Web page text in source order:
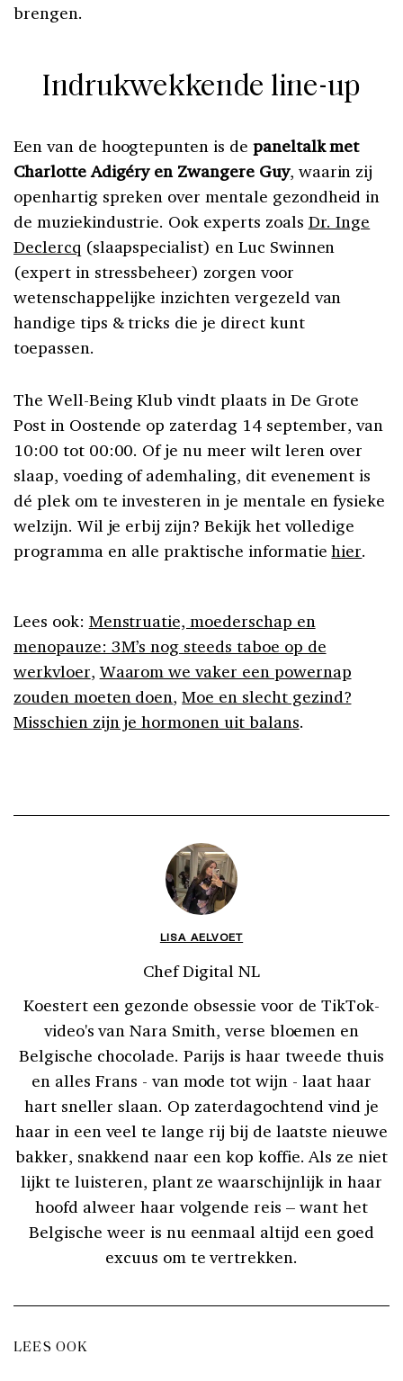
brengen.
Indrukwekkende line-up
Een van de hoogtepunten is de paneltalk met
Charlotte Adigéry en Zwangere Guy, waarin zij
openhartig spreken over mentale gezondheid in
de muziekindustrie. Ook experts zoals Dr. Inge
Declercq (slaapspecialist) en Luc Swinnen
(expert in stressbeheer) zorgen voor
wetenschappelijke inzichten vergezeld van
handige tips & tricks die je direct kunt
toepassen.
The Well-Being Klub vindt plaats in De Grote
Post in Oostende op zaterdag 14 september, van
10:00 tot 00:00. Of je nu meer wilt leren over
slaap, voeding of ademhaling, dit evenement is
dé plek om te investeren in je mentale en fysieke
welzijn. Wil je erbij zijn? Bekijk het volledige
programma en alle praktische informatiehier.
Lees ook: Menstruatie, moederschap en
menopauze: 3M’s nog steeds taboe op de
werkvloer, Waarom we vaker een powernap
zouden moeten doen,Moe en slecht gezind?
Misschien zijn je hormonen uit balans.
LISA AELVOET
Chef Digital NL
Koestert een gezonde obsessie voor de TikTok-
video's van Nara Smith, verse bloemen en
Belgische chocolade. Parijs is haar tweede thuis
en alles Frans - van mode tot wijn - laat haar
hart sneller slaan. Op zaterdagochtend vind je
haar in een veel te lange rij bij de laatste nieuwe
bakker, snakkend naar een kop koffie. Als ze niet
lijkt te luisteren, plant ze waarschijnlijk in haar
hoofd alweer haar volgende reis – want het
Belgische weer is nu eenmaal altijd een goed
excuus om te vertrekken.
LEES OOK